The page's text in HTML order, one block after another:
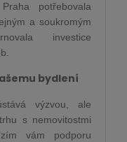
potřebovala
a soukromým
investice
bydlení
výzvou, ale
s nemovitostmi
vám podporu